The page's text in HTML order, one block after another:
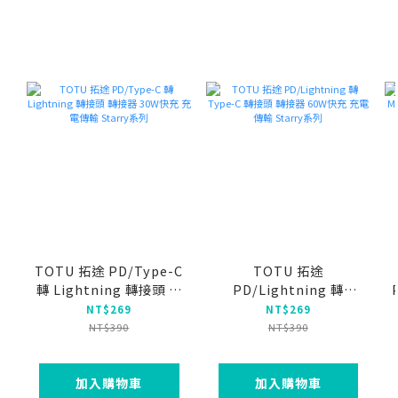
TOTU 拓途 PD/Type-C
轉 Lightning 轉接頭 轉
接器 30W快充 充電傳輸
Starry系列
NT$269
NT$390
加入購物車
TOTU 拓途
PD/Lightning 轉
Type-C 轉接頭 轉接器
60W快充 充電傳輸
NT$269
NT$390
加入購物車